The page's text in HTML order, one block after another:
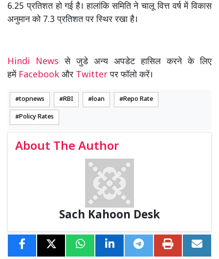
6.25 प्रतिशत हो गई है। हालांकि समिति ने चालू वित्त वर्ष में विकास
अनुमान को 7.3 प्रतिशत पर स्थिर रखा है।
Hindi Newsसे जुडे अन्य अपडेट हासिल करने के लिए
हमें Facebook और Twitterपर फॉलो करें।
topnews RBI loan Repo Rate
Policy Rates
About The Author
Sach Kahoon Desk